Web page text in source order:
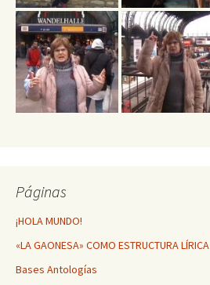
Páginas
¡HOLA MUNDO!
«LA GAONESA» COMO ESTRUCTURA LÍRICA
Bases Antologías